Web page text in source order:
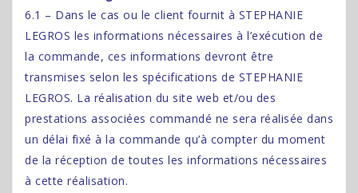
6.1 – Dans le cas ou le client fournit à STEPHANIE
LEGROS les informations nécessaires à l’exécution de
la commande, ces informations devront être
transmises selon les spécifications de STEPHANIE
LEGROS. La réalisation du site web et/ou des
prestations associées commandé ne sera réalisée dans
un délai fixé à la commande qu’à compter du moment
de la réception de toutes les informations nécessaires
à cette réalisation.